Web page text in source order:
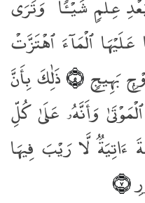
عَلَيْهَا ٱلْمَآءَ ٱهْتَزَّتْ
بَهِيجٍۢ﴿٥﴾ ذَٰلِكَ بِأَنَّ
وَأَنَّهُۥ عَلَىٰ كُلِّ
ءَاتِيَةٌۭ لَّا رَيْبَ فِيهَا
﴿٧﴾